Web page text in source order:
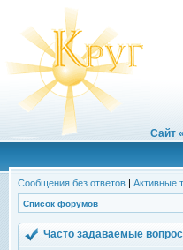
Сайт
Сообщения без ответов | Активные
Список форумов
Часто задаваемые